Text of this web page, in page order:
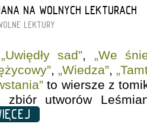
NA WOLNYCH LEKTURACH
LEKTURY
„Uwiędły sad”, „We
, „Wiedza”,
to wiersze z
zbiór utworów